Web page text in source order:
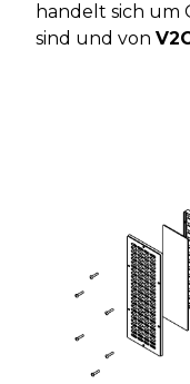
handelt sich um
sind und von